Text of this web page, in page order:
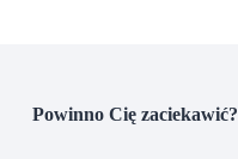
Powinno Cię zaciekawić?